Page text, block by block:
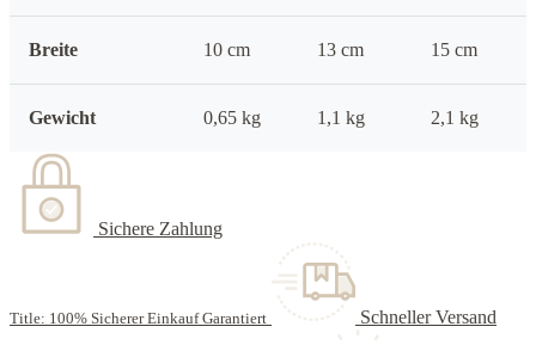
Breite 10 cm 13 cm 15 cm
Gewicht 0,65 kg 1,1 kg 2,1 kg
Sichere Zahlung
Title: 100% Sicherer Einkauf Garantiert Schneller Versand